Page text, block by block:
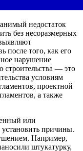
недостаток
без несоразмерных
после того, как его
нарушение
строительства — это
условиям
проектной
а также
или
установить причины.
Например,
штукатурку,